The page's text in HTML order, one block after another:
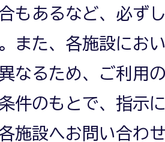
もあるなど、必ず
また、各施設にお
なるため、ご利用
件のもとで、指示
施設へお問い合わ